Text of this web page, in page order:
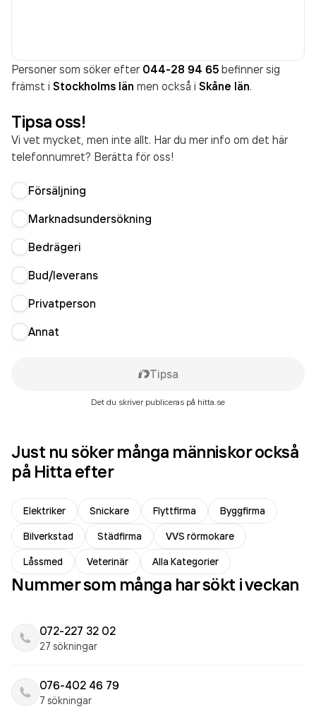
Personer som söker efter 044-28 94 65 befinner sig
främst i Stockholms län men också i Skåne län.
Tipsa oss!
Vi vet mycket, men inte allt. Har du mer info om det här
telefonnumret? Berätta för oss!
Försäljning
Marknadsundersökning
Bedrägeri
Bud/leverans
Privatperson
Annat
Tipsa
Det du skriver publiceras på hitta.se
Just nu söker många människor också
på Hitta efter
Elektriker Snickare Flyttfirma
Byggfirma
Bilverkstad
Städfirma
VVS rörmokare
Låssmed
Veterinär Alla Kategorier
Nummer som många har sökt i veckan
072-227 32 02
27 sökningar
076-402 46 79
7 sökningar